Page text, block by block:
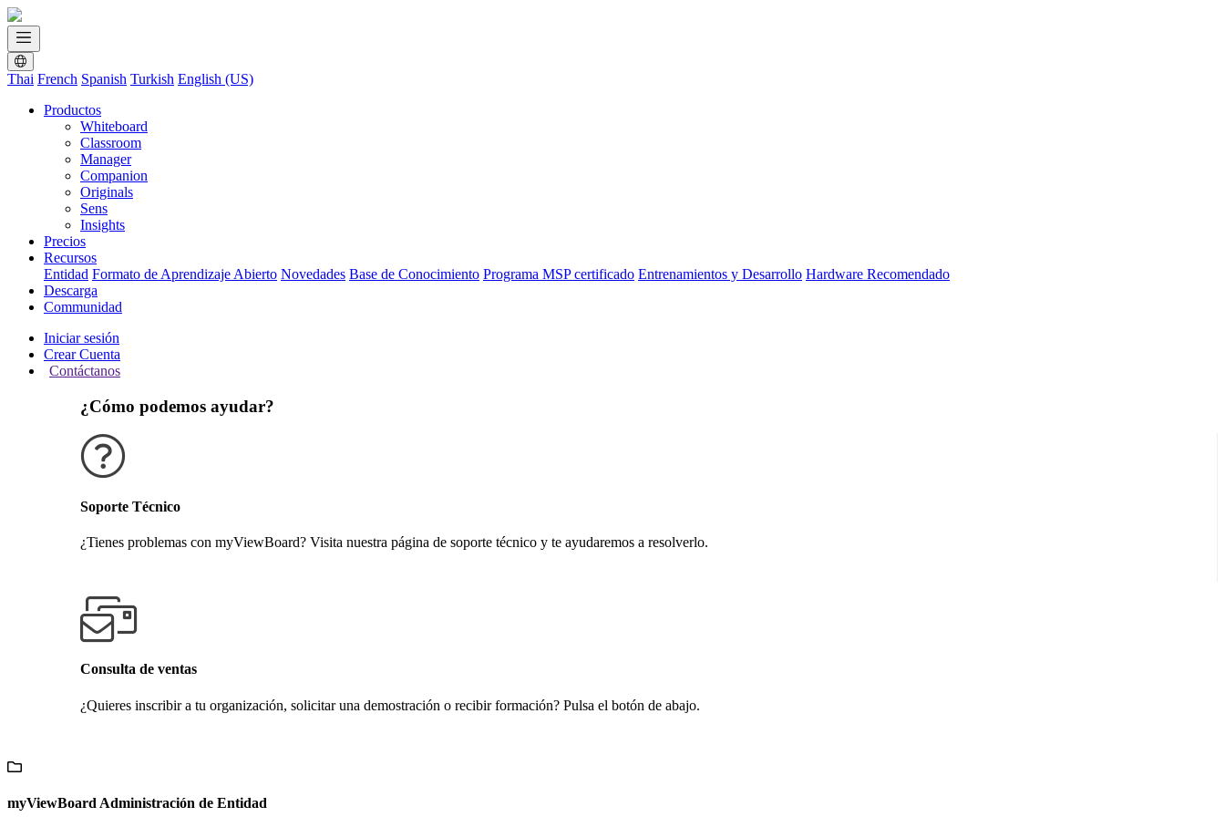
Thai French Spanish Turkish English (US)
Productos
Whiteboard
Classroom
Manager
Companion
Originals
Sens
Insights
Precios
Recursos
Entidad Formato de Aprendizaje Abierto Novedades Base de Conocimiento Programa MSP certificado Entrenamientos y Desarrollo Hardware Recomendado
Descarga
Communidad
Iniciar sesión
Crear Cuenta
Contáctanos
¿Cómo podemos ayudar?
Soporte Técnico
¿Tienes problemas con myViewBoard? Visita nuestra página de soporte técnico y te ayudaremos a resolverlo.
Consulta de ventas
¿Quieres inscribir a tu organización, solicitar una demostración o recibir formación? Pulsa el botón de abajo.
myViewBoard Administración de Entidad